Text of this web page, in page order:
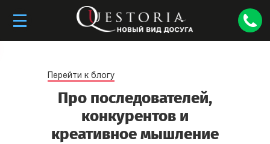
Перейти к блогу
Про последователей,
конкурентов и
креативное мышление